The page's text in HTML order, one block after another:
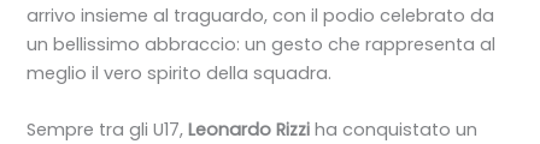
arrivo insieme al traguardo, con il podio celebrato da
un bellissimo abbraccio: un gesto che rappresenta al
meglio il vero spirito della squadra.
Sempre tra gli U17,Leonardo Rizzi ha conquistato un